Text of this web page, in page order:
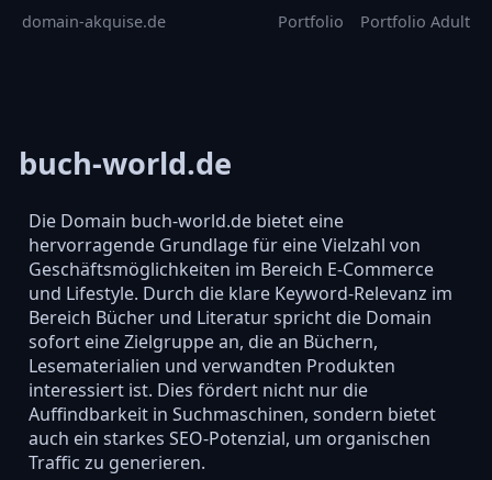
domain-akquise.de Portfolio Portfolio Adult
buch-world.de
Die Domain buch-world.de bietet eine
hervorragende Grundlage für eine Vielzahl von
Geschäftsmöglichkeiten im Bereich E-Commerce
und Lifestyle. Durch die klare Keyword-Relevanz im
Bereich Bücher und Literatur spricht die Domain
sofort eine Zielgruppe an, die an Büchern,
Lesematerialien und verwandten Produkten
interessiert ist. Dies fördert nicht nur die
Auffindbarkeit in Suchmaschinen, sondern bietet
auch ein starkes SEO-Potenzial, um organischen
Traffic zu generieren.